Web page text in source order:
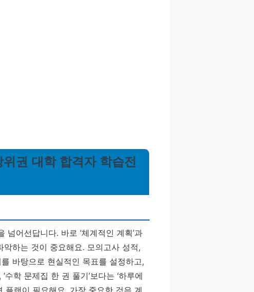
권 대학 합격자 학습전
어선답니다. 바로 ‘체계적인 계획’과
악하는 것이 중요해요. 모의고사 성적,
바탕으로 현실적인 목표를 설정하고,
학 문제집 한 권 풀기’보다는 ‘하루에
플랜이 필요해요. 가장 중요한 것은 계